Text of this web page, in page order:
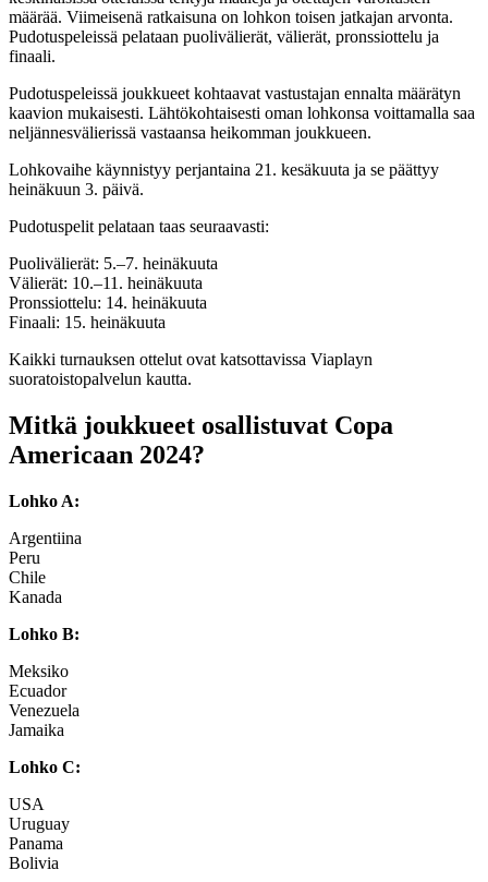
määrää. Viimeisenä ratkaisuna on lohkon toisen jatkajan arvonta.
Pudotuspeleissä pelataan puolivälierät, välierät, pronssiottelu ja
finaali.
Pudotuspeleissä joukkueet kohtaavat vastustajan ennalta määrätyn
kaavion mukaisesti. Lähtökohtaisesti oman lohkonsa voittamalla saa
neljännesvälierissä vastaansa heikomman joukkueen.
Lohkovaihe käynnistyy perjantaina 21. kesäkuuta ja se päättyy
heinäkuun 3. päivä.
Pudotuspelit pelataan taas seuraavasti:
Puolivälierät: 5.–7. heinäkuuta
Välierät: 10.–11. heinäkuuta
Pronssiottelu: 14. heinäkuuta
Finaali: 15. heinäkuuta
Kaikki turnauksen ottelut ovat katsottavissa Viaplayn
suoratoistopalvelun kautta.
Mitkä joukkueet osallistuvat Copa
Americaan 2024?
Lohko A:
Argentiina
Peru
Chile
Kanada
Lohko B:
Meksiko
Ecuador
Venezuela
Jamaika
Lohko C:
USA
Uruguay
Panama
Bolivia